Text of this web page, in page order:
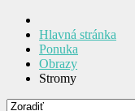
Hlavná stránka
Ponuka
Obrazy
Stromy